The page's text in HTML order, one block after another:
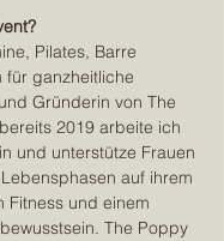
Pilates, Barre
für ganzheitliche
Gründerin von The
2019 arbeite ich
und unterstütze Frauen
auf ihrem
Fitness und einem
The Poppy